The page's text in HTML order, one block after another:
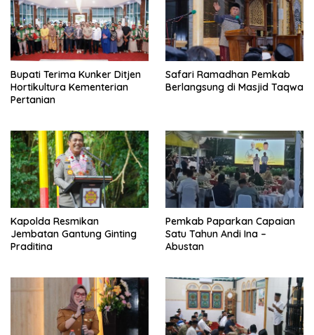
Bupati Terima Kunker Ditjen
Hortikultura Kementerian
Pertanian
Safari Ramadhan Pemkab
Berlangsung di Masjid Taqwa
Kapolda Resmikan
Jembatan Gantung Ginting
Praditina
Pemkab Paparkan Capaian
Satu Tahun Andi Ina –
Abustan